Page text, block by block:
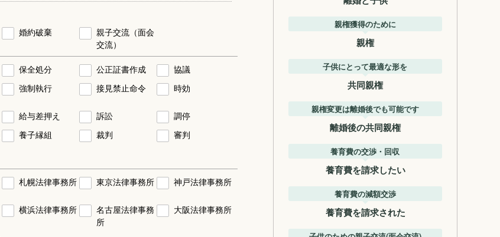
婚約破棄
親子交流（面会
交流）
保全処分 公正証書作成
協議
強制執行 接見禁止命令 時効
給与差押え 訴訟
調停
養子縁組 裁判
審判
札幌法律事務所 東京法律事務所 神戸法律事務所
横浜法律事務所
名古屋法律事務
所
大阪法律事務所
親権獲得のために
親権
子供にとって最適な形を
共同親権
親権変更は離婚後でも可能です
離婚後の共同親権
養育費の交渉・回収
養育費を請求したい
養育費の減額交渉
養育費を請求された